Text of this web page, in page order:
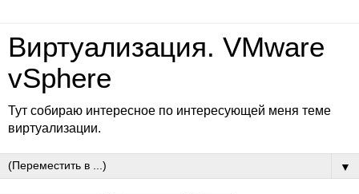
Виртуализация. VMware
vSphere
Тут собираю интересное по интересующей меня теме
виртуализации.
▼